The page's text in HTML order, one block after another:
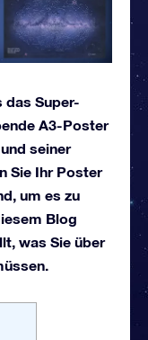
das Super-
A3-Poster
seiner
Sie Ihr Poster
um es zu
Blog
was Sie über